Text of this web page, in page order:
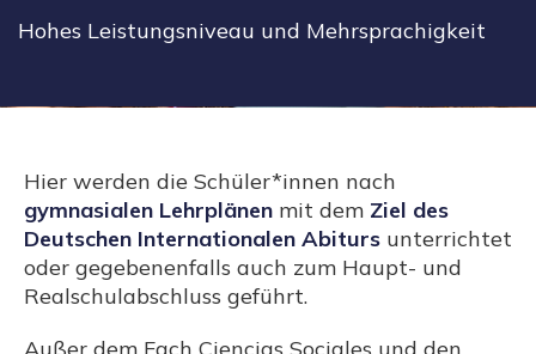
Hohes Leistungsniveau und Mehrsprachigkeit
Hier werden die Schüler*innen nach
gymnasialen Lehrplänen mit dem Ziel des
Deutschen Internationalen Abiturs unterrichtet
oder gegebenenfalls auch zum Haupt- und
Realschulabschluss geführt.